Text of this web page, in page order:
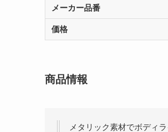
メーカー品番
価格
商品情報
メタリック素材でボディ